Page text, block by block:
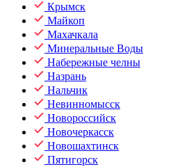
Крымск
Майкоп
Махачкала
Минеральные Воды
Набережные челны
Назрань
Нальчик
Невинномысск
Новороссийск
Новочеркасск
Новошахтинск
Пятигорск